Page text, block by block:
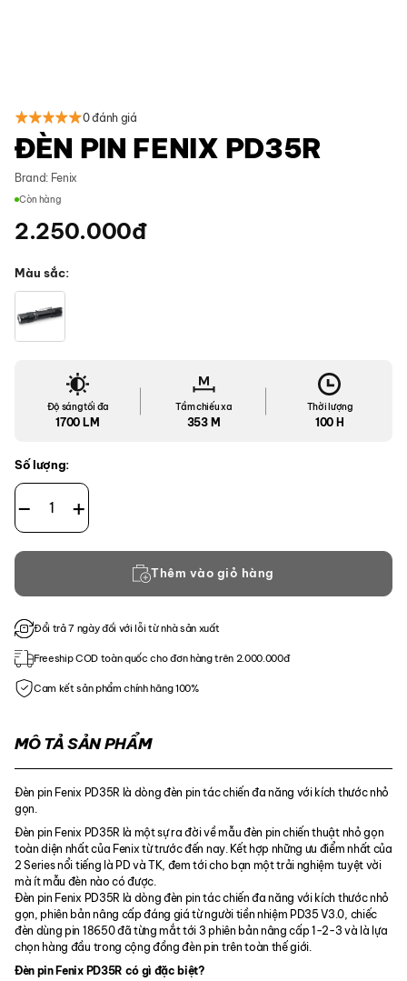
0 đánh giá
ĐÈN PIN FENIX PD35R
Brand: Fenix
Còn hàng
2.250.000đ
Màu sắc
Độ sáng tối đa
1700 LM
Tầm chiếu xa
353 M
Thời lượng
100 H
Số lượng:
Đèn Pin Fenix PD35R số lượng
Thêm vào giỏ hàng
Đổi trả 7 ngày đối với lỗi từ nhà sản xuất
Freeship COD toàn quốc cho đơn hàng trên 2.000.000đ
Cam kết sản phẩm chính hãng 100%
MÔ TẢ SẢN PHẨM
Đèn pin Fenix PD35R là dòng đèn pin tác chiến đa năng với kích thước nhỏ
gọn.
Đèn pin Fenix PD35R là một sự ra đời về mẫu đèn pin chiến thuật nhỏ gọn
toàn diện nhất của Fenix từ trước đến nay. Kết hợp những ưu điểm nhất của
2 Series nổi tiếng là PD và TK, đem tới cho bạn một trải nghiệm tuyệt vời
mà ít mẫu đèn nào có được.
Đèn pin Fenix PD35R là dòng đèn pin tác chiến đa năng với kích thước nhỏ
gọn, phiên bản nâng cấp đáng giá từ người tiền nhiệm PD35 V3.0, chiếc
đèn dùng pin 18650 đã từng mắt tới 3 phiên bản nâng cấp 1-2-3 và là lựa
chọn hàng đầu trong cộng đồng đèn pin trên toàn thế giới.
Đèn pin Fenix PD35R có gì đặc biệt?